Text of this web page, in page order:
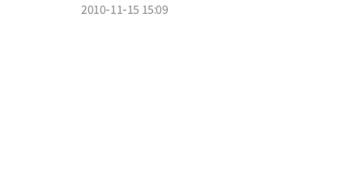
2010-11-15 15:09